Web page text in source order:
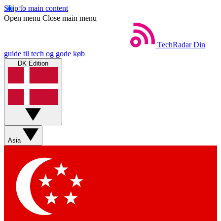
Skip to main content
Open menu Close main menu
TechRadar Din
guide til tech og gode køb
DK Edition
Asia